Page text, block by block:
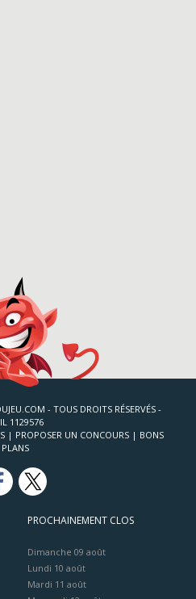
- TOUS DROITS RÉSERVÉS -
1129576
| PROPOSER UN CONCOURS | BONS
PLANS
PROCHAINEMENT CLOS
Dimanche 09 août
Lundi 10 août
Mardi 11 août